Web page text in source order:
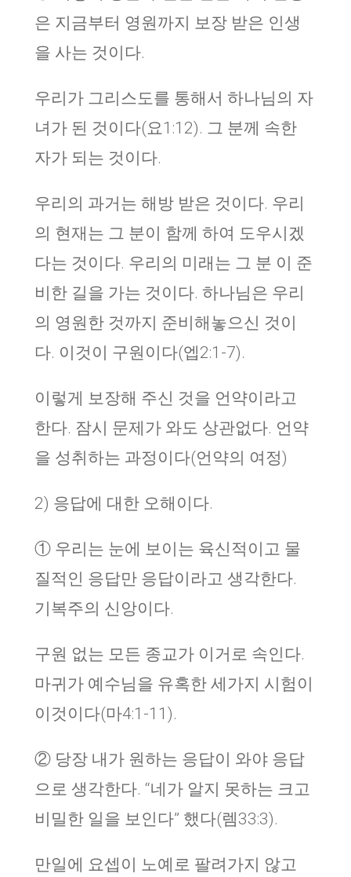
은 지금부터 영원까지 보장 받은 인생
을 사는 것이다.
우리가 그리스도를 통해서 하나님의 자
녀가 된 것이다(요1:12). 그 분께 속한
자가 되는 것이다.
우리의 과거는 해방 받은 것이다. 우리
의 현재는 그 분이 함께 하여 도우시겠
다는 것이다. 우리의 미래는 그 분 이 준
비한 길을 가는 것이다. 하나님은 우리
의 영원한 것까지 준비해놓으신 것이
다. 이것이 구원이다(엡2:1-7).
이렇게 보장해 주신 것을 언약이라고
한다. 잠시 문제가 와도 상관없다. 언약
을 성취하는 과정이다(언약의 여정)
2) 응답에 대한 오해이다.
① 우리는 눈에 보이는 육신적이고 물
질적인 응답만 응답이라고 생각한다.
기복주의 신앙이다.
구원 없는 모든 종교가 이거로 속인다.
마귀가 예수님을 유혹한 세가지 시험이
이것이다(마4:1-11).
② 당장 내가 원하는 응답이 와야 응답
으로 생각한다. “네가 알지 못하는 크고
비밀한 일을 보인다” 했다(렘33:3).
만일에 요셉이 노예로 팔려가지 않고